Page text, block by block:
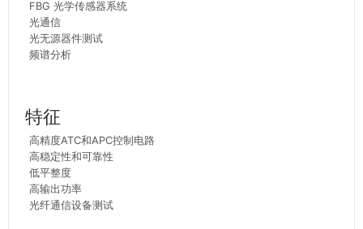
FBG 光学传感器系统
光通信
光无源器件测试
频谱分析
特征
高精度ATC和APC控制电路
高稳定性和可靠性
低平整度
高输出功率
光纤通信设备测试